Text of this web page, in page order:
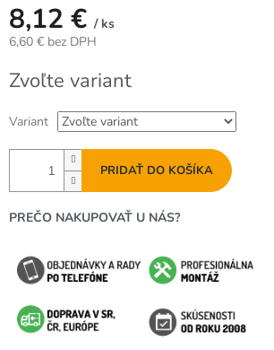
8,12 € / ks
6,60 € bez DPH
cena:
Zvoľte variant
Variant
PRIDAŤ DO KOŠÍKA
PREČO NAKUPOVAŤ U NÁS?